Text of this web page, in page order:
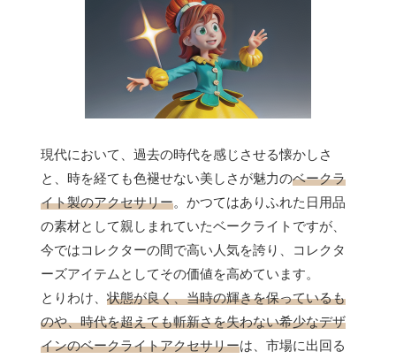
現代において、過去の時代を感じさせる懐かしさ
と、時を経ても色褪せない美しさが魅力のベークラ
イト製のアクセサリー。かつてはありふれた日用品
の素材として親しまれていたベークライトですが、
今ではコレクターの間で高い人気を誇り、コレクタ
ーズアイテムとしてその価値を高めています。
とりわけ、 状態が良く、当時の輝きを保っているも
のや、時代を超えても斬新さを失わない希少なデザ
インのベークライトアクセサリーは、市場に出回る